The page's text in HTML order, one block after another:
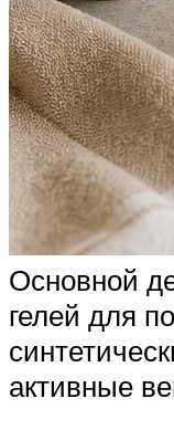
Основной
гелей для
активные